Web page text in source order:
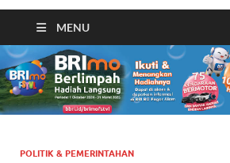
MENU
POLITIK & PEMERINTAHAN